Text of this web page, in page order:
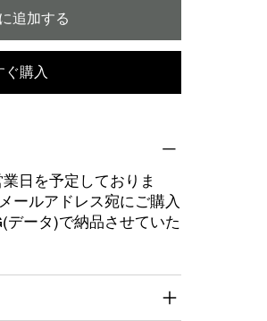
追加する
ぐ購入
日を予定しておりま
ールアドレス宛にご購入
データ)で納品させていた